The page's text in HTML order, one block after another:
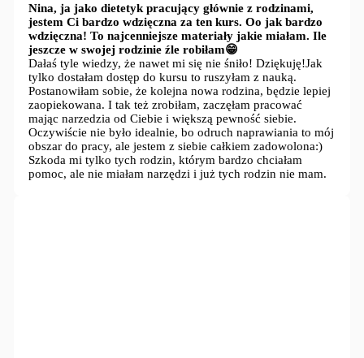
Hasło
Zapamiętaj
mnie
Nie
pamiętasz
Nina, ja jako dietetyk pracujący głównie z rodzinami,
jestem Ci bardzo wdzięczna za ten kurs. Oo jak bardzo
wdzięczna! To najcenniejsze materiały jakie miałam. Ile
jeszcze w swojej rodzinie źle robiłam😁
Dałaś tyle wiedzy, że nawet mi się nie śniło! Dziękuję!Jak
tylko dostałam dostęp do kursu to ruszyłam z nauką.
Postanowiłam sobie, że kolejna nowa rodzina, będzie lepiej
zaopiekowana. I tak też zrobiłam, zaczęłam pracować
mając narzedzia od Ciebie i większą pewność siebie.
Oczywiście nie było idealnie, bo odruch naprawiania to mój
obszar do pracy, ale jestem z siebie całkiem zadowolona:)
Szkoda mi tylko tych rodzin, którym bardzo chciałam
pomoc, ale nie miałam narzędzi i już tych rodzin nie mam.